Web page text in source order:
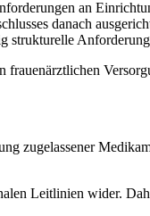
an
danach
strukturelle
frauenärztlichen
zugelassener
Leitlinien wider.